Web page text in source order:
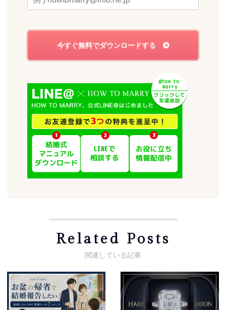
Related Posts